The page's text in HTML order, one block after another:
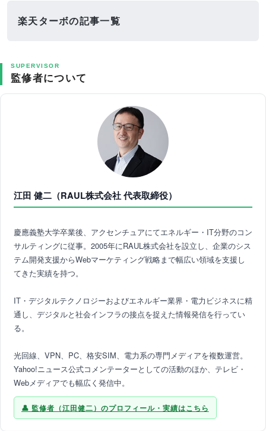
楽天ターボの記事一覧
SUPERVISOR
監修者について
江田 健二（RAUL株式会社 代表取締役）
慶應義塾大学卒業後、アクセンチュアにてエネルギー・IT分野のコン
サルティングに従事。2005年にRAUL株式会社を設立し、企業のシス
テム開発支援からWebマーケティング戦略まで幅広い領域を支援し
てきた実績を持つ。
IT・デジタルテクノロジーおよびエネルギー業界・電力ビジネスに精
通し、デジタルと社会インフラの接点を捉えた情報発信を行ってい
る。
光回線、VPN、PC、格安SIM、電力系の専門メディアを複数運営。
Yahoo!ニュース公式コメンテーターとしての活動のほか、テレビ・
Webメディアでも幅広く発信中。
監修者（江田健二）のプロフィール・実績はこちら